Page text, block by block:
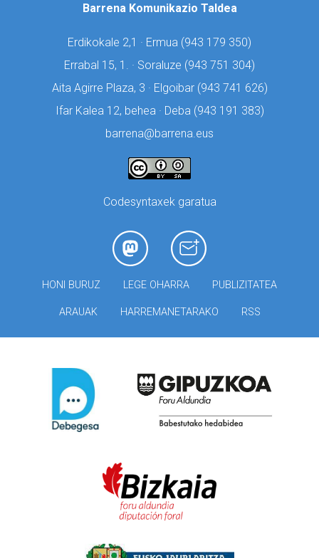
Barrena Komunikazio Taldea
Erdikokale 2,1 · Ermua (943 179 350)
Errabal 15, 1. · Soraluze (943 751 304)
Aita Agirre Plaza, 3 · Elgoibar (943 741 626)
Ifar Kalea 12, behea · Deba (943 191 383)
barrena@barrena.eus
Codesyntaxek garatua
HONI BURUZ LEGE OHARRA PUBLIZITATEA
ARAUAK HARREMANETARAKO RSS